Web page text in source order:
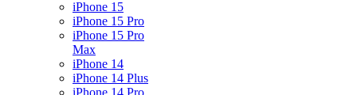
iPhone 15
iPhone 15 Pro
iPhone 15 Pro
Max
iPhone 14
iPhone 14 Plus
iPhone 14 Pro